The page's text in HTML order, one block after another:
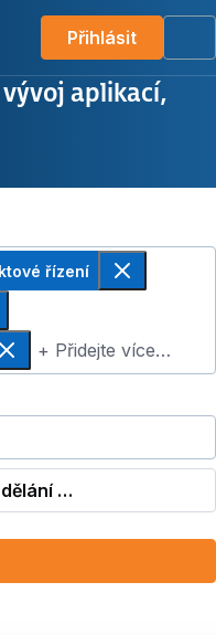
Přihlásit
aplikací,
řízení
Odebrat
Odebrat+ Přidejte více…
…